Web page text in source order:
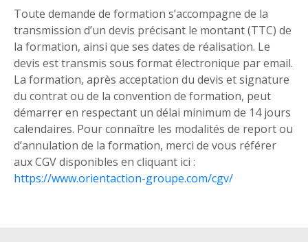
Toute demande de formation s’accompagne de la
transmission d’un devis précisant le montant (TTC) de
la formation, ainsi que ses dates de réalisation. Le
devis est transmis sous format électronique par email.
La formation, après acceptation du devis et signature
du contrat ou de la convention de formation, peut
démarrer en respectant un délai minimum de 14 jours
calendaires. Pour connaître les modalités de report ou
d’annulation de la formation, merci de vous référer
aux CGV disponibles en cliquant ici :
https://www.orientaction-groupe.com/cgv/